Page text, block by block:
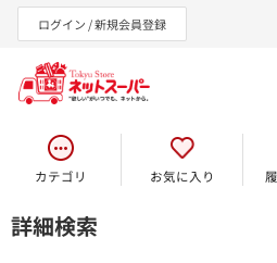
ログイン / 新規会員登録
東急オンラインシ
カテゴリ お気に入り
詳細検索